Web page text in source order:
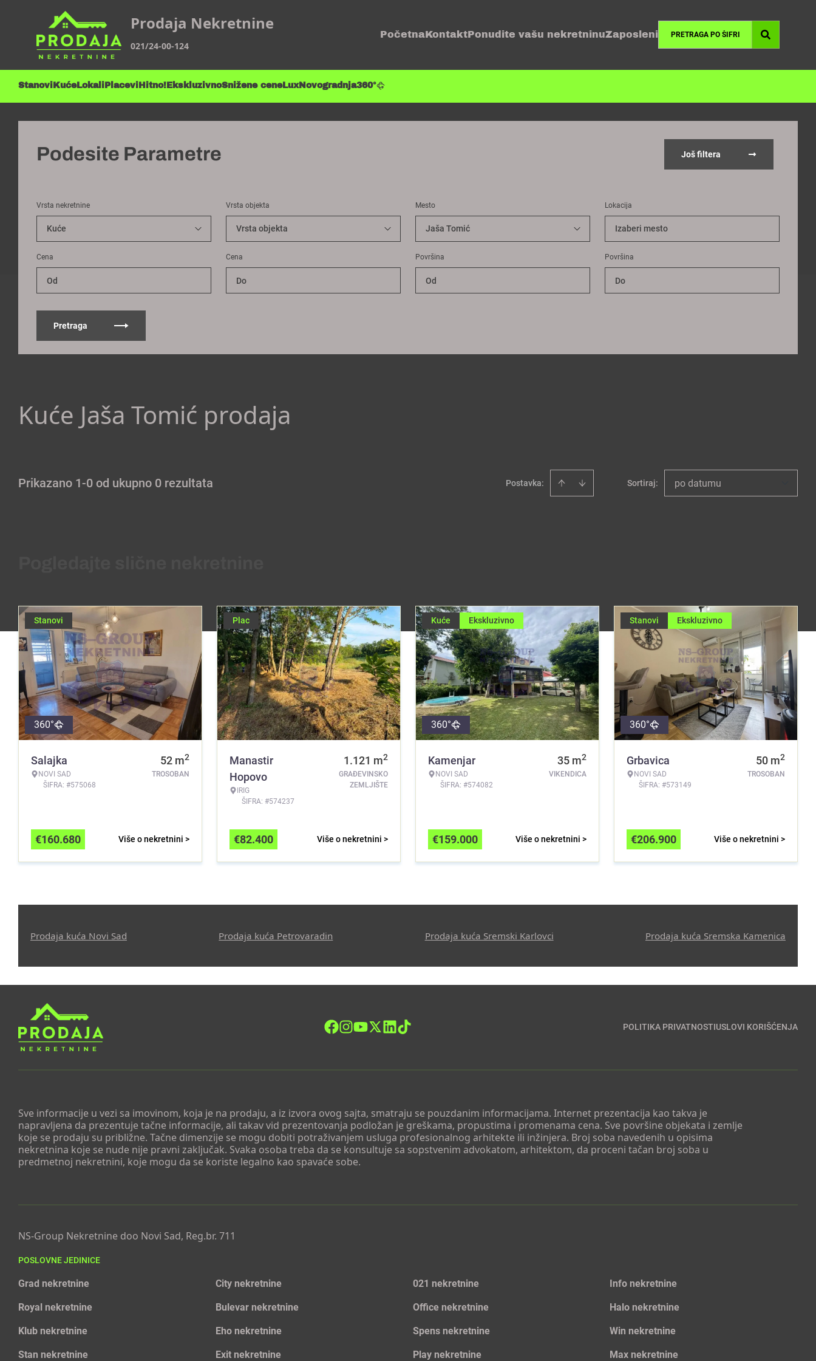
Prodaja Nekretnine
021/24-00-124
Početna Kontakt Ponudite vašu nekretninuZaposleni
Stanovi KućeLokali Placevi Hitno! EkskluzivnoSnižene ceneLuxNovogradnja360°
Podesite Parametre Još filtera
Vrsta nekretnine Vrsta objekta Mesto Lokacija
Izaberi mesto
Cena Cena Površina Površina
Pretraga
Kuće Jaša Tomić prodaja
Prikazano 1-0 od ukupno 0 rezultata Postavka: Sortiraj: po datumu
Stanovi
360°
Salajka
NOVI SAD
ŠIFRA: #575068
52 m2
TROSOBAN
Više o nekretnini >
€160.680
Plac
Manastir
Hopovo
IRIG
ŠIFRA: #574237
1.121 m2
GRAĐEVINSKO
ZEMLJIŠTE
Više o nekretnini >
€82.400
Kuće Ekskluzivno
360°
Kamenjar
NOVI SAD
ŠIFRA: #574082
35 m2
VIKENDICA
Više o nekretnini >
€159.000
Stanovi Ekskluzivno
360°
Grbavica
NOVI SAD
ŠIFRA: #573149
50 m2
TROSOBAN
Više o nekretnini >
€206.900
Prodaja kuća Novi Sad Prodaja kuća Petrovaradin Prodaja kuća Sremski Karlovci Prodaja kuća Sremska Kamenica
POLITIKA PRIVATNOSTIUSLOVI KORIŠĆENJA
Sve informacije u vezi sa imovinom, koja je na prodaju, a iz izvora ovog sajta, smatraju se pouzdanim informacijama. Internet prezentacija kao takva je
napravljena da prezentuje tačne informacije, ali takav vid prezentovanja podložan je greškama, propustima i promenama cena. Sve površine objekata i zemlje
koje se prodaju su približne. Tačne dimenzije se mogu dobiti potraživanjem usluga profesionalnog arhitekte ili inžinjera. Broj soba navedenih u opisima
nekretnina koje se nude nije pravni zaključak. Svaka osoba treba da se konsultuje sa sopstvenim advokatom, arhitektom, da proceni tačan broj soba u
predmetnoj nekretnini, koje mogu da se koriste legalno kao spavaće sobe.
NS-Group Nekretnine doo Novi Sad, Reg.br. 711
POSLOVNE JEDINICE
Grad nekretnine City nekretnine 021 nekretnine Info nekretnine
Royal nekretnine Bulevar nekretnine Office nekretnine Halo nekretnine
Klub nekretnine Eho nekretnine Spens nekretnine Win nekretnine
Stan nekretnine Exit nekretnine Play nekretnine Max nekretnine